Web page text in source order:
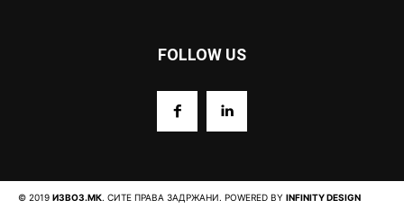
FOLLOW US
© 2019 ИЗВОЗ.МК. СИТЕ ПРАВА ЗАДРЖАНИ. POWERED BY INFINITY DESIGN